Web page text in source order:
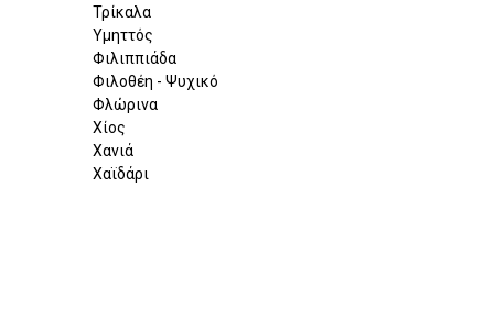
Τρίκαλα
Υμηττός
Φιλιππιάδα
Φιλοθέη - Ψυχικό
Φλώρινα
Χίος
Χανιά
Χαϊδάρι